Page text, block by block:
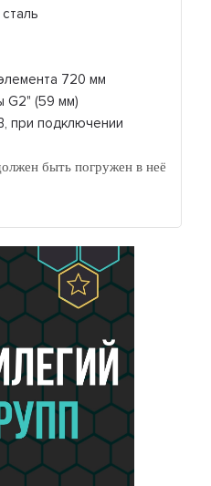
720 мм
G2" (59 мм)
при подключении
быть погружен в неё